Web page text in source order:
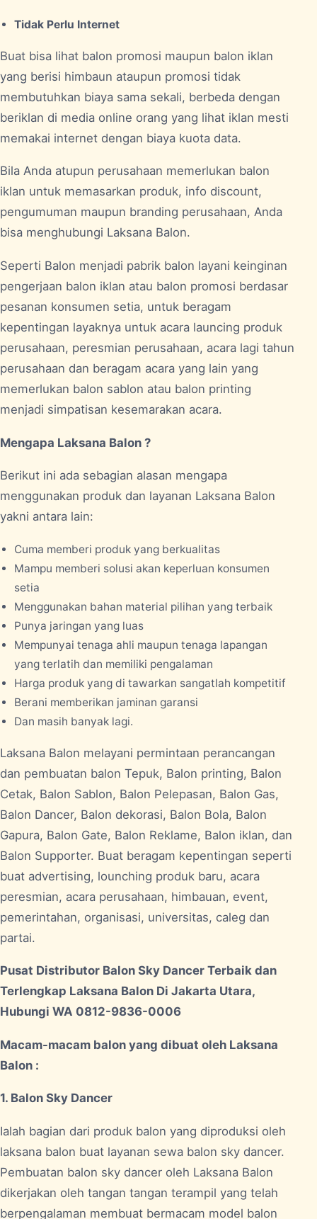
Tidak Perlu Internet
Buat bisa lihat balon promosi maupun balon iklan
yang berisi himbaun ataupun promosi tidak
membutuhkan biaya sama sekali, berbeda dengan
beriklan di media online orang yang lihat iklan mesti
memakai internet dengan biaya kuota data.
Bila Anda atupun perusahaan memerlukan balon
iklan untuk memasarkan produk, info discount,
pengumuman maupun branding perusahaan, Anda
bisa menghubungi Laksana Balon.
Seperti Balon menjadi pabrik balon layani keinginan
pengerjaan balon iklan atau balon promosi berdasar
pesanan konsumen setia, untuk beragam
kepentingan layaknya untuk acara launcing produk
perusahaan, peresmian perusahaan, acara lagi tahun
perusahaan dan beragam acara yang lain yang
memerlukan balon sablon atau balon printing
menjadi simpatisan kesemarakan acara.
Mengapa Laksana Balon ?
Berikut ini ada sebagian alasan mengapa
menggunakan produk dan layanan Laksana Balon
yakni antara lain:
Cuma memberi produk yang berkualitas
Mampu memberi solusi akan keperluan konsumen
setia
Menggunakan bahan material pilihan yang terbaik
Punya jaringan yang luas
Mempunyai tenaga ahli maupun tenaga lapangan
yang terlatih dan memiliki pengalaman
Harga produk yang di tawarkan sangatlah kompetitif
Berani memberikan jaminan garansi
Dan masih banyak lagi.
Laksana Balon melayani permintaan perancangan
dan pembuatan balon Tepuk, Balon printing, Balon
Cetak, Balon Sablon, Balon Pelepasan, Balon Gas,
Balon Dancer, Balon dekorasi, Balon Bola, Balon
Gapura, Balon Gate, Balon Reklame, Balon iklan, dan
Balon Supporter. Buat beragam kepentingan seperti
buat advertising, lounching produk baru, acara
peresmian, acara perusahaan, himbauan, event,
pemerintahan, organisasi, universitas, caleg dan
partai.
Pusat Distributor Balon Sky Dancer Terbaik dan
Terlengkap Laksana Balon Di Jakarta Utara,
Hubungi WA 0812-9836-0006
Macam-macam balon yang dibuat oleh Laksana
Balon :
1. Balon Sky Dancer
Ialah bagian dari produk balon yang diproduksi oleh
laksana balon buat layanan sewa balon sky dancer.
Pembuatan balon sky dancer oleh Laksana Balon
dikerjakan oleh tangan tangan terampil yang telah
berpengalaman membuat bermacam model balon